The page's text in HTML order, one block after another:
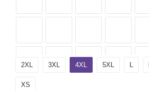
2XL 3XL 4XL 5XL L
XS